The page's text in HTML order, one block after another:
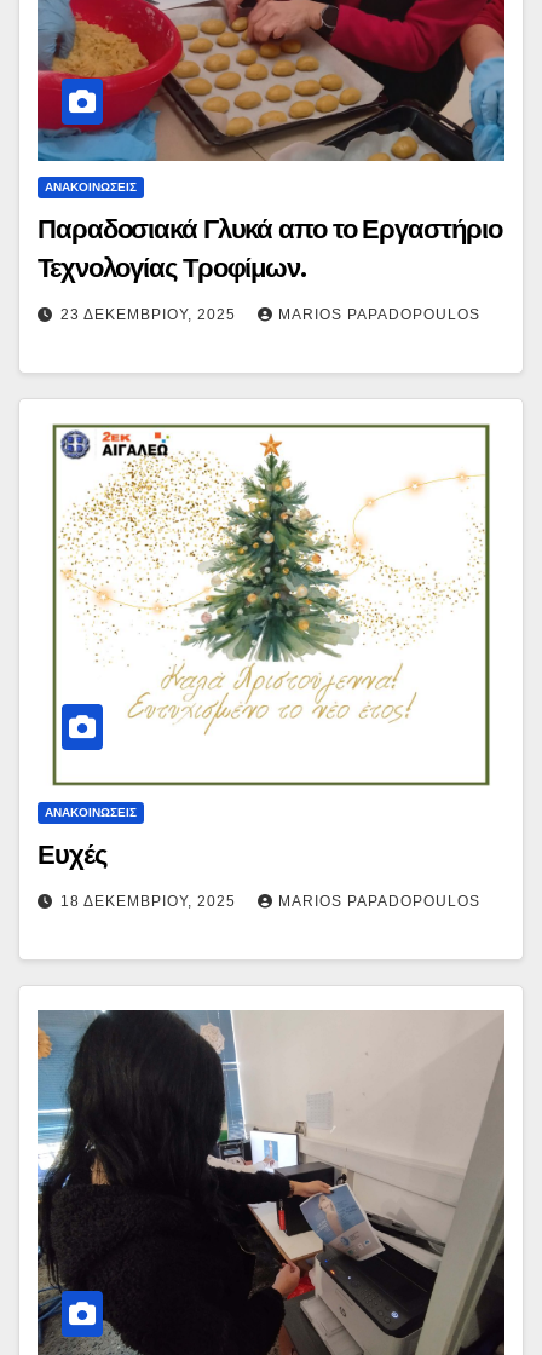
ΑΝΑΚΟΙΝΏΣΕΙΣ
Παραδοσιακά Γλυκά απο το Εργαστήριο
Τεχνολογίας Τροφίμων.
23 ΔΕΚΕΜΒΡΊΟΥ, 2025 MARIOS PAPADOPOULOS
ΑΝΑΚΟΙΝΏΣΕΙΣ
Ευχές
18 ΔΕΚΕΜΒΡΊΟΥ, 2025 MARIOS PAPADOPOULOS